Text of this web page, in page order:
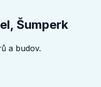
Šumperk
a budov.